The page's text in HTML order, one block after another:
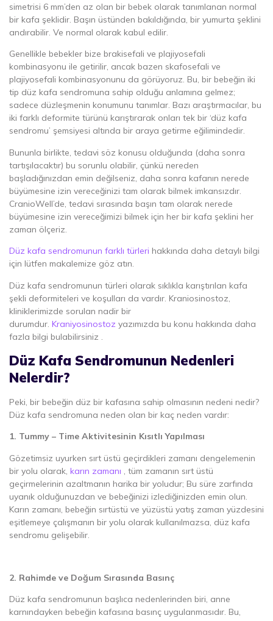
simetrisi 6 mm’den az olan bir bebek olarak tanımlanan normal
bir kafa şeklidir. Başın üstünden bakıldığında, bir yumurta şeklini
andırabilir. Ve normal olarak kabul edilir.
Genellikle bebekler bize brakisefali ve plajiyosefali
kombinasyonu ile getirilir, ancak bazen skafosefali ve
plajiyosefali kombinasyonunu da görüyoruz. Bu, bir bebeğin iki
tip düz kafa sendromuna sahip olduğu anlamına gelmez;
sadece düzleşmenin konumunu tanımlar. Bazı araştırmacılar, bu
iki farklı deformite türünü karıştırarak onları tek bir ‘düz kafa
sendromu’ şemsiyesi altında bir araya getirme eğilimindedir.
Bununla birlikte, tedavi söz konusu olduğunda (daha sonra
tartışılacaktır) bu sorunlu olabilir, çünkü nereden
başladığınızdan emin değilseniz, daha sonra kafanın nerede
büyümesine izin vereceğinizi tam olarak bilmek imkansızdır.
CranioWell’de, tedavi sırasında başın tam olarak nerede
büyümesine izin vereceğimizi bilmek için her bir kafa şeklini her
zaman ölçeriz.
Düz kafa sendromunun farklı türleri hakkında daha detaylı bilgi
için lütfen makalemize göz atın.
Düz kafa sendromunun türleri olarak sıklıkla karıştırılan kafa
şekli deformiteleri ve koşulları da vardır. Kraniosinostoz,
kliniklerimizde sorulan nadir bir
durumdur. Kraniyosinostoz yazımızda bu konu hakkında daha
fazla bilgi bulabilirsiniz .
Düz Kafa Sendromunun Nedenleri
Nelerdir?
Peki, bir bebeğin düz bir kafasına sahip olmasının nedeni nedir?
Düz kafa sendromuna neden olan bir kaç neden vardır:
1. Tummy – Time Aktivitesinin Kısıtlı Yapılması
Gözetimsiz uyurken sırt üstü geçirdikleri zamanı dengelemenin
bir yolu olarak, karın zamanı , tüm zamanın sırt üstü
geçirmelerinin azaltmanın harika bir yoludur; Bu süre zarfında
uyanık olduğunuzdan ve bebeğinizi izlediğinizden emin olun.
Karın zamanı, bebeğin sırtüstü ve yüzüstü yatış zaman yüzdesini
eşitlemeye çalışmanın bir yolu olarak kullanılmazsa, düz kafa
sendromu gelişebilir.
2. Rahimde ve Doğum Sırasında Basınç
Düz kafa sendromunun başlıca nedenlerinden biri, anne
karnındayken bebeğin kafasına basınç uygulanmasıdır. Bu,